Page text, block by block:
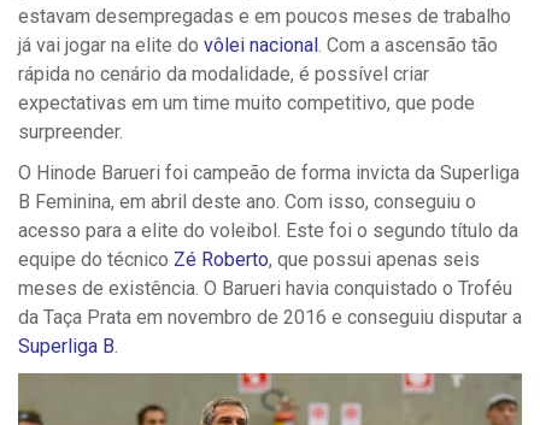
estavam desempregadas e em poucos meses de trabalho
já vai jogar na elite do vôlei nacional . Com a ascensão tão
rápida no cenário da modalidade, é possível criar
expectativas em um time muito competitivo, que pode
surpreender.
O Hinode Barueri foi campeão de forma invicta da Superliga
B Feminina, em abril deste ano. Com isso, conseguiu o
acesso para a elite do voleibol. Este foi o segundo título da
equipe do técnico Zé Roberto, que possui apenas seis
meses de existência. O Barueri havia conquistado o Troféu
da Taça Prata em novembro de 2016 e conseguiu disputar a
Superliga B